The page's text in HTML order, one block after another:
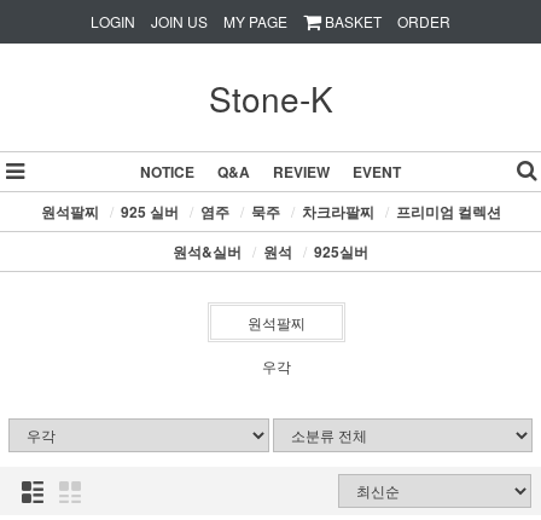
LOGIN JOIN US MY PAGE BASKET ORDER
Stone-K
NOTICE Q&A REVIEW
EVENT
원석팔찌 / 925 실버 / 염주 / 묵주 / 차크라팔찌 / 프리미엄 컬렉션
원석&실버 / 원석 / 925실버
원석팔찌
우각